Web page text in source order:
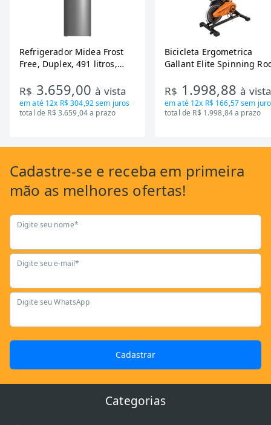
Refrigerador Midea Frost
Free, Duplex, 491 litros,
RT650EVK463)
R$ 3.659,00à vista
em até 12x R$ 304,92sem juros
total de R$ 3.659,04 a prazo
Bicicleta Ergometrica
Gallant Elite Spinning
Mecanica GSB13HBTA-PT
R$ 1.998,88à
em até 12x R$ 166,57sem
total de R$ 1.998,84 a prazo
Cadastre-se e receba em primeira
mão as melhores ofertas!
Digite seu nome*
Digite seu e-mail*
Digite seu WhatsApp
Cadastrar
Categorias